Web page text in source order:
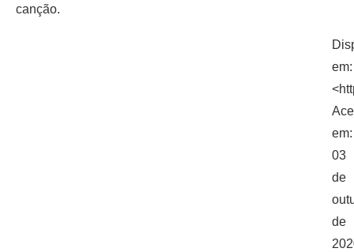
canção.
em:
em:
03
de
de